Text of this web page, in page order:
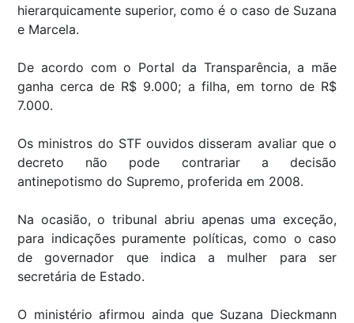
hierarquicamente superior, como é o caso de Suzana
e Marcela.
De acordo com o Portal da Transparência, a mãe
ganha cerca de R$ 9.000; a filha, em torno de R$
7.000.
Os ministros do STF ouvidos disseram avaliar que o
decreto não pode contrariar a decisão
antinepotismo do Supremo, proferida em 2008.
Na ocasião, o tribunal abriu apenas uma exceção,
para indicações puramente políticas, como o caso
de governador que indica a mulher para ser
secretária de Estado.
O ministério afirmou ainda que Suzana Dieckmann